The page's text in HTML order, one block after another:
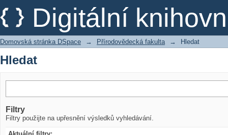
Digitální
Hledat
Domovská stránka DSpace → Přírodovědecká fakulta → Hledat
Hledat
Filtry
Filtry použijte na upřesnění výsledků vyhledávání.